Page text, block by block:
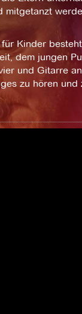
Kinder
dem jungen
und Gitarre
zu hören und